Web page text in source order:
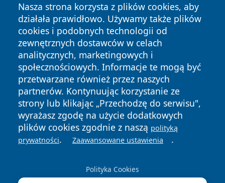
Nasza strona korzysta z plików cookies, aby
działała prawidłowo. Używamy także plików
cookies i podobnych technologii od
zewnętrznych dostawców w celach
analitycznych, marketingowych i
społecznościowych. Informacje te mogą być
przetwarzane również przez naszych
partnerów. Kontynuując korzystanie ze
strony lub klikając „Przechodzę do serwisu",
wyrażasz zgodę na użycie dodatkowych
plików cookies zgodnie z naszą polityką
prywatności. Zaawansowane ustawienia .
Polityka Cookies
Copyright © 2026 ostrolecki24.pl Wszystkie prawa
zastrzeżone.
News Autorzy
Polityka
Prywatności
Polityka
Cookies